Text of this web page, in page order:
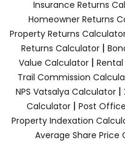
Insurance Returns
Homeowner Returns
Property Returns
Returns Calculator |
Value Calculator |
Trail Commission
NPS Vatsalya Calculator|
Calculator| Post
Property Indexation
Average Share Price